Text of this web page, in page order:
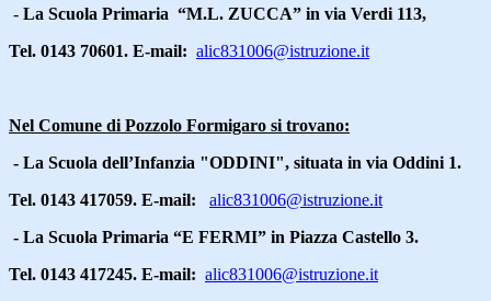
- La Scuola Primaria “M.L. ZUCCA” in via Verdi 113,
Tel. 0143 70601. E-mail: alic831006@istruzione.it
Nel Comune di Pozzolo Formigaro si trovano:
- La Scuola dell’Infanzia "ODDINI", situata in via Oddini 1.
Tel. 0143 417059. E-mail: alic831006@istruzione.it
- La Scuola Primaria “E FERMI” in Piazza Castello 3.
Tel. 0143 417245. E-mail: alic831006@istruzione.it